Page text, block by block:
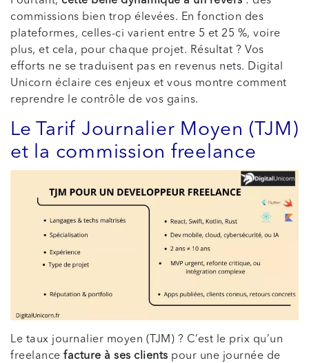
commissions bien trop élevées. En fonction des
plateformes, celles-ci varient entre 5 et 25 %, voire
plus, et cela, pour chaque projet. Résultat ? Vos
efforts ne se traduisent pas en revenus nets. Digital
Unicorn éclaire ces enjeux et vous montre comment
reprendre le contrôle de vos gains.
Le Tarif Journalier Moyen (TJM)
et la commission freelance
Le taux journalier moyen (TJM) ? C’est le prix qu’un
freelance facture à ses clients pour une journée de